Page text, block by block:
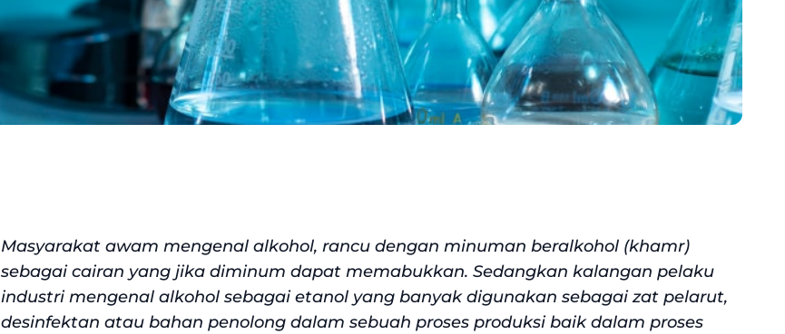
Masyarakat awam mengenal alkohol, rancu dengan minuman beralkohol (khamr)
sebagai cairan yang jika diminum dapat memabukkan. Sedangkan kalangan pelaku
industri mengenal alkohol sebagai etanol yang banyak digunakan sebagai zat pelarut,
desinfektan atau bahan penolong dalam sebuah proses produksi baik dalam proses